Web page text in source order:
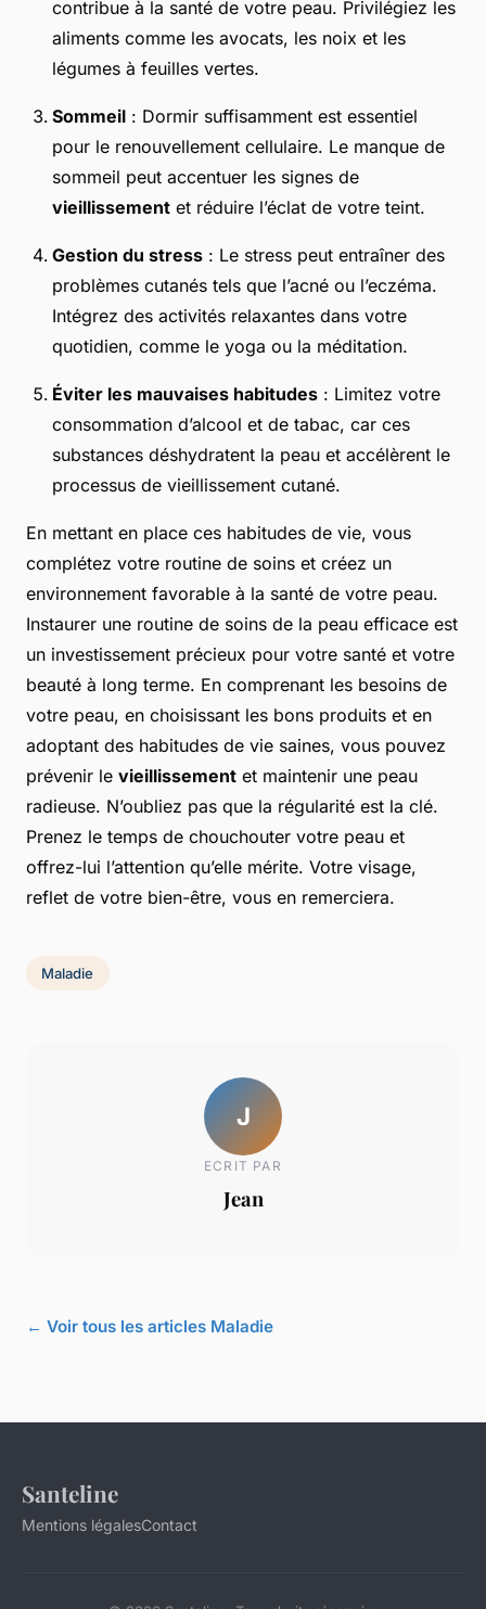
contribue à la santé de votre peau. Privilégiez les
aliments comme les avocats, les noix et les
légumes à feuilles vertes.
Sommeil : Dormir suffisamment est essentiel
pour le renouvellement cellulaire. Le manque de
sommeil peut accentuer les signes de
vieillissement et réduire l’éclat de votre teint.
Gestion du stress : Le stress peut entraîner des
problèmes cutanés tels que l’acné ou l’eczéma.
Intégrez des activités relaxantes dans votre
quotidien, comme le yoga ou la méditation.
Éviter les mauvaises habitudes : Limitez votre
consommation d’alcool et de tabac, car ces
substances déshydratent la peau et accélèrent le
processus de vieillissement cutané.
En mettant en place ces habitudes de vie, vous
complétez votre routine de soins et créez un
environnement favorable à la santé de votre peau.
Instaurer une routine de soins de la peau efficace est
un investissement précieux pour votre santé et votre
beauté à long terme. En comprenant les besoins de
votre peau, en choisissant les bons produits et en
adoptant des habitudes de vie saines, vous pouvez
prévenir le vieillissement et maintenir une peau
radieuse. N’oubliez pas que la régularité est la clé.
Prenez le temps de chouchouter votre peau et
offrez-lui l’attention qu’elle mérite. Votre visage,
reflet de votre bien-être, vous en remerciera.
Maladie
J
ECRIT PAR
Jean
← Voir tous les articles Maladie
Santeline
Mentions légalesContact